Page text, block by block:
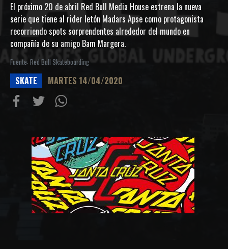
El próximo 20 de abril Red Bull Media House estrena la nueva
serie que tiene al rider letón Madars Apse como protagonista
recorriendo spots sorprendentes alrededor del mundo en
compañía de su amigo Bam Margera.
Fuente: Red Bull Skateboarding
SKATE MARTES 14/04/2020
FacebookTwitterWathsapp